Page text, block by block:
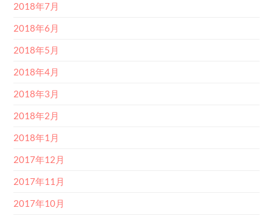
2018年7月
2018年6月
2018年5月
2018年4月
2018年3月
2018年2月
2018年1月
2017年12月
2017年11月
2017年10月